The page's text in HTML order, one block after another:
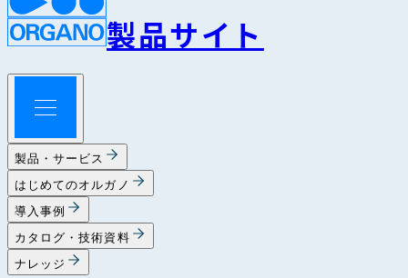
製品サイト
製品・サービス
はじめてのオルガノ
導入事例
カタログ・技術資料
ナレッジ